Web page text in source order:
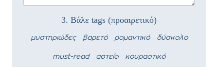
3. Βάλε tags (προαιρετικό)
μυστηριώδες βαρετό ρομαντικό δύσκολο
must-read αστείο κουραστικό